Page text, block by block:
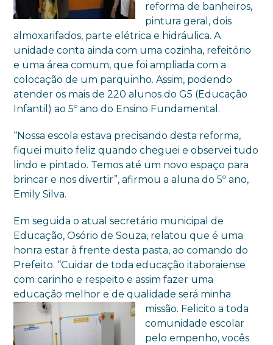
reforma de banheiros,
pintura geral, dois
almoxarifados, parte elétrica e hidráulica. A
unidade conta ainda com uma cozinha, refeitório
e uma área comum, que foi ampliada com a
colocação de um parquinho. Assim, podendo
atender os mais de 220 alunos do G5 (Educação
Infantil) ao 5º ano do Ensino Fundamental.
“Nossa escola estava precisando desta reforma,
fiquei muito feliz quando cheguei e observei tudo
lindo e pintado. Temos até um novo espaço para
brincar e nos divertir”, afirmou a aluna do 5º ano,
Emily Silva.
Em seguida o atual secretário municipal de
Educação, Osório de Souza, relatou que é uma
honra estar à frente desta pasta, ao comando do
Prefeito. “Cuidar de toda educação itaboraiense
com carinho e respeito e assim fazer uma
educação melhor e de qualidade será minha
missão. Felicito a toda
comunidade escolar
pelo empenho, vocês